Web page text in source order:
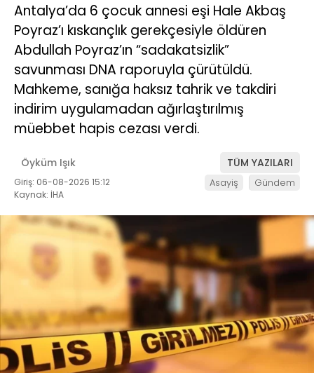
Antalya’da 6 çocuk annesi eşi Hale Akbaş
Poyraz’ı kıskançlık gerekçesiyle öldüren
Abdullah Poyraz’ın “sadakatsizlik”
savunması DNA raporuyla çürütüldü.
Mahkeme, sanığa haksız tahrik ve takdiri
indirim uygulamadan ağırlaştırılmış
müebbet hapis cezası verdi.
Öyküm Işık TÜM YAZILARI
Giriş: 06-08-2026 15:12
Kaynak: İHA
Asayiş Gündem